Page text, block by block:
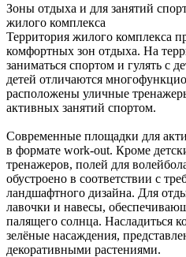
Зоны отдыха и для занятий
жилого комплекса
Территория жилого комплекса
комфортных зон отдыха. На
заниматься спортом и гулять с
детей отличаются
расположены уличные
активных занятий спортом.
Современные площадки для
в формате work-out. Кроме
тренажеров, полей для
обустроено в соответствии с
ландшафтного дизайна. Для
лавочки и навесы,
палящего солнца. Насладиться
зелёные насаждения,
декоративными растениями.